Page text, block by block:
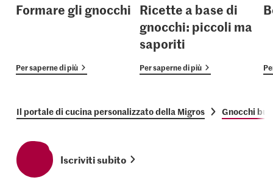
Formare gli gnocchi
Per saperne di più
Ricette a base di
gnocchi: piccoli ma
saporiti
Per saperne di più
Il portale di cucina personalizzato della Migros Gnocchi
Iscriviti subito